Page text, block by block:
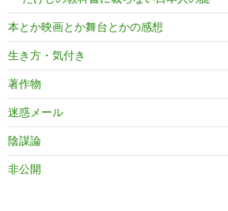
本とか映画とか舞台とかの感想
生き方・気付き
著作物
迷惑メール
陰謀論
非公開